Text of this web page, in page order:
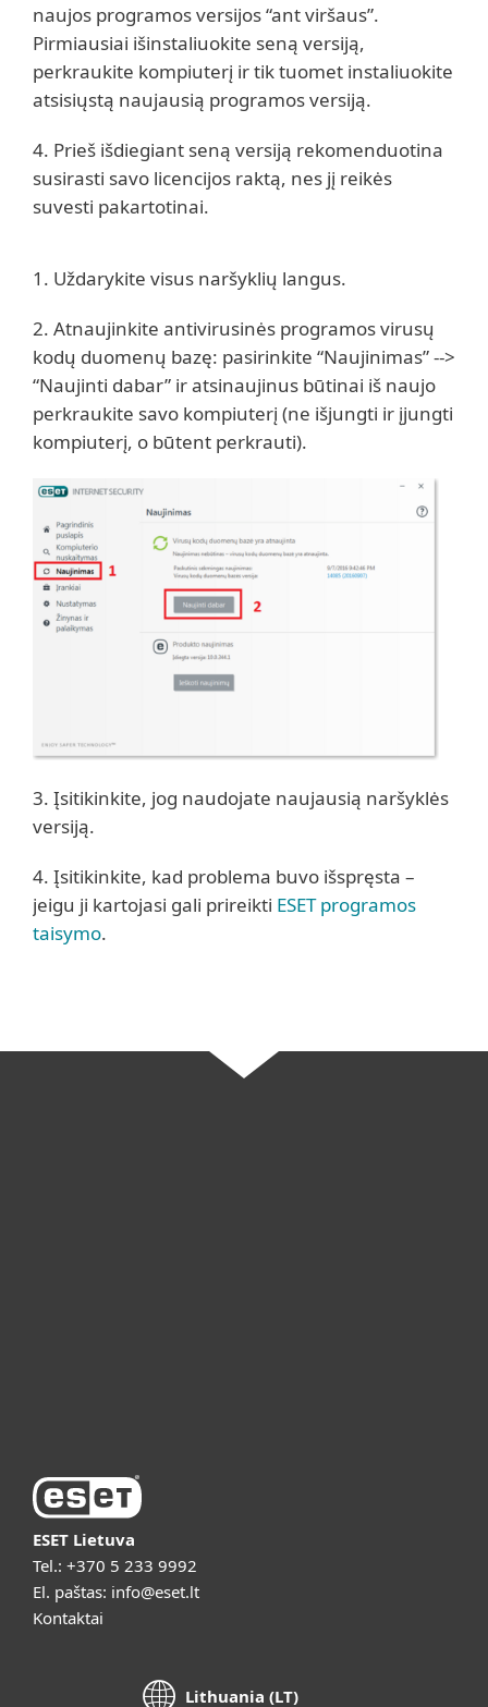
naujos programos versijos “ant viršaus”.
Pirmiausiai išinstaliuokite seną versiją,
perkraukite kompiuterį ir tik tuomet instaliuokite
atsisiųstą naujausią programos versiją.
4. Prieš išdiegiant seną versiją rekomenduotina
susirasti savo licencijos raktą, nes jį reikės
suvesti pakartotinai.
1. Uždarykite visus naršyklių langus.
2. Atnaujinkite antivirusinės programos virusų
kodų duomenų bazę: pasirinkite “Naujinimas” -->
“Naujinti dabar” ir atsinaujinus būtinai iš naujo
perkraukite savo kompiuterį (ne išjungti ir įjungti
kompiuterį, o būtent perkrauti).
3. Įsitikinkite, jog naudojate naujausią naršyklės
versiją.
4. Įsitikinkite, kad problema buvo išspręsta –
jeigu ji kartojasi gali prireikti ESET programos
taisymo.
ESET Lietuva
Tel.: +370 5 233 9992
El. paštas: info@eset.lt
Kontaktai
Lithuania (LT)